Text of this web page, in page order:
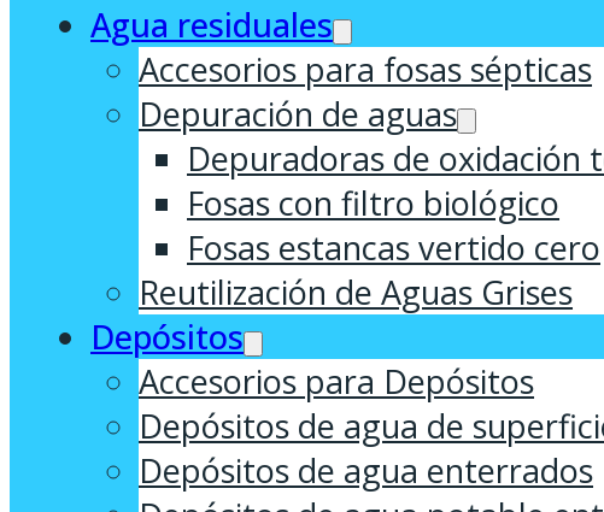
Agua residuales
Accesorios para fosas sépticas
Depuración de aguas
Depuradoras de oxidación
Fosas con filtro biológico
Fosas estancas vertido cero
Reutilización de Aguas Grises
Depósitos
Accesorios para Depósitos
Depósitos de agua de
Depósitos de agua enterrados